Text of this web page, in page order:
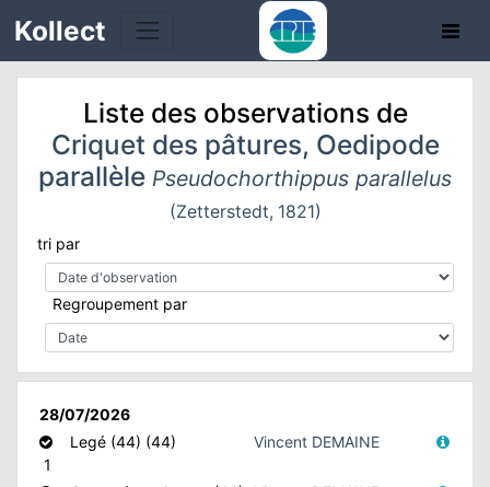
Kollect
Liste des observations de
Criquet des pâtures, Oedipode
parallèle Pseudochorthippus parallelus
(Zetterstedt, 1821)
tri par
Regroupement par
28/07/2026
1
Legé (44) (44) Vincent DEMAINE